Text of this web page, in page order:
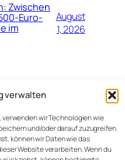
verwalten
wir Technologien wie
und/oder darauf zuzugreifen.
können wir Daten wie das
Website verarbeiten. Wenn du
Zwischen
Euro-
im
August
1, 2026
Jurendić
2026